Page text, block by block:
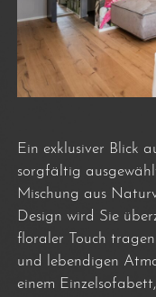
Ein exklusiver Blick
sorgfältig
Mischung aus
Design wird Sie
floraler Touch
und lebendigen
einem